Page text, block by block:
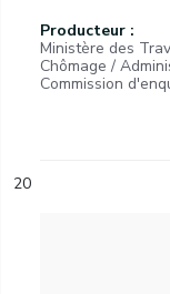
Producteur :
Ministère des
Chômage /
Commission
20